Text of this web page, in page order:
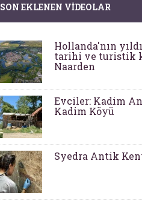
SON EKLENEN VIDEOLAR
Hollanda'nın
tarihi ve turistik
Naarden
Evciler: Kadim
Kadim Köyü
Syedra Antik